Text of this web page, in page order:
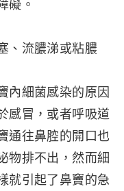
、流膿涕或粘膿
內細菌感染的原因
感冒，或者呼吸道
通往鼻腔的開口也
物排不出，然而細
就引起了鼻竇的急